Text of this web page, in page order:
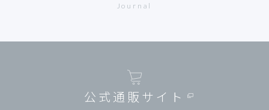
Journal
公式通販サイト